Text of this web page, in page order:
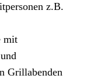
z.B.
mit
Grillabenden